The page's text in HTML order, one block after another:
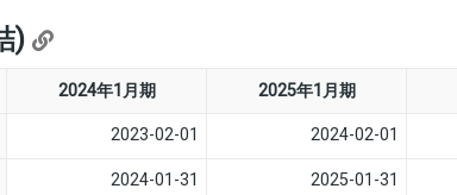
)
2024年1月期 2025年1月期
2023-02-01 2024-02-01
2024-01-31 2025-01-31